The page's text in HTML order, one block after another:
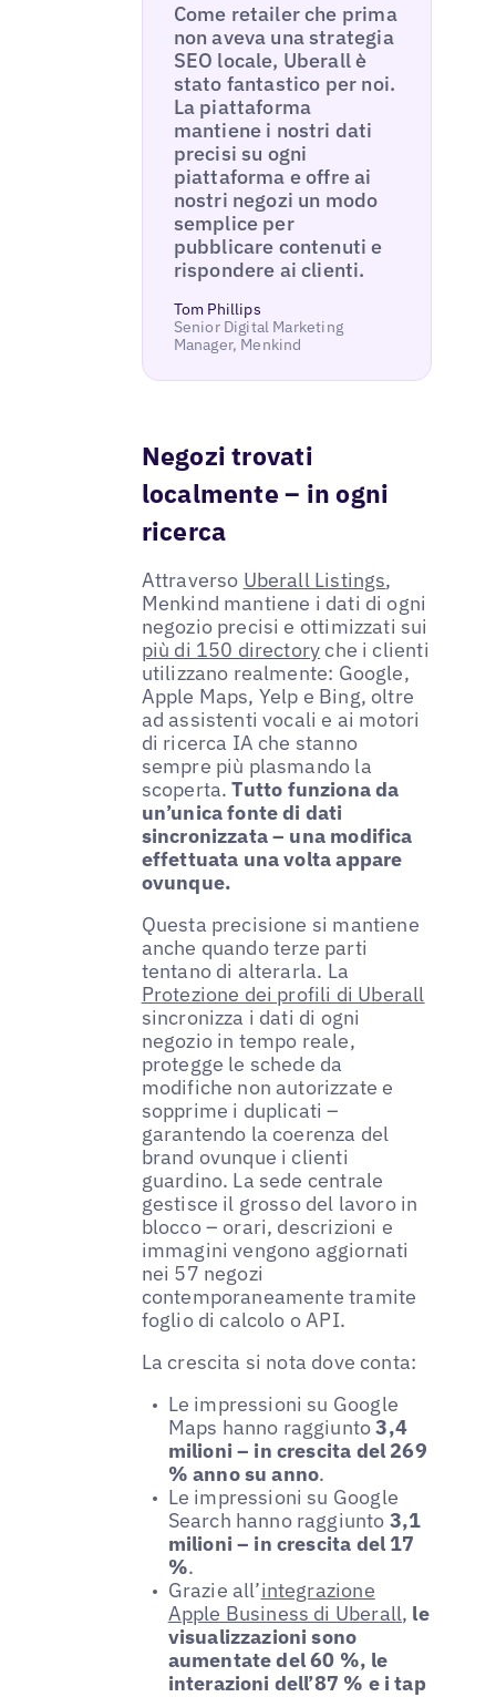
Come retailer che prima
non aveva una strategia
SEO locale, Uberall è
stato fantastico per noi.
La piattaforma
mantiene i nostri dati
precisi su ogni
piattaforma e offre ai
nostri negozi un modo
semplice per
pubblicare contenuti e
rispondere ai clienti.
Tom Phillips
Senior Digital Marketing
Manager, Menkind
Negozi trovati
localmente – in ogni
ricerca
Attraverso Uberall Listings,
Menkind mantiene i dati di ogni
negozio precisi e ottimizzati sui
più di 150 directoryche i clienti
utilizzano realmente: Google,
Apple Maps, Yelp e Bing, oltre
ad assistenti vocali e ai motori
di ricerca IA che stanno
sempre più plasmando la
scoperta.Tutto funziona da
un’unica fonte di dati
sincronizzata – una modifica
effettuata una volta appare
ovunque.
Questa precisione si mantiene
anche quando terze parti
tentano di alterarla. La
Protezione dei profili di Uberall
sincronizza i dati di ogni
negozio in tempo reale,
protegge le schede da
modifiche non autorizzate e
sopprime i duplicati –
garantendo la coerenza del
brand ovunque i clienti
guardino. La sede centrale
gestisce il grosso del lavoro in
blocco – orari, descrizioni e
immagini vengono aggiornati
nei 57 negozi
contemporaneamente tramite
foglio di calcolo o API.
La crescita si nota dove conta:
Le impressioni su Google
Maps hanno raggiunto3,4
milioni – in crescita del 269
% anno su anno.
Le impressioni su Google
Search hanno raggiunto 3,1
milioni – in crescita del 17
%.
Grazie all’integrazione
Apple Business di Uberall, le
visualizzazioni sono
aumentate del 60 %, le
interazioni dell’87 % e i tap